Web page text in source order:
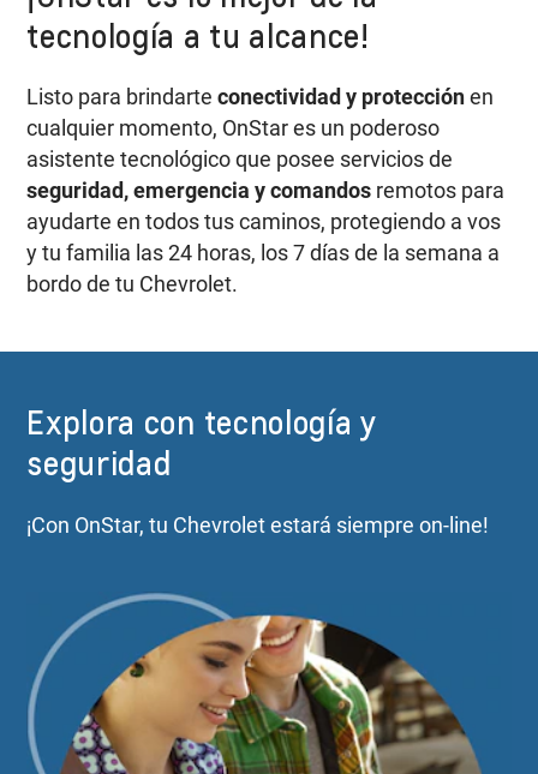
tecnología a tu alcance!
Listo para brindarte conectividad y protecciónen
cualquier momento, OnStar es un poderoso
asistente tecnológico que posee servicios de
seguridad, emergencia y comandos remotos para
ayudarte en todos tus caminos, protegiendo a vos
y tu familia las 24 horas, los 7 días de la semana a
bordo de tu Chevrolet.
Explora con tecnología y
seguridad
¡Con OnStar, tu Chevrolet estará siempre on-line!